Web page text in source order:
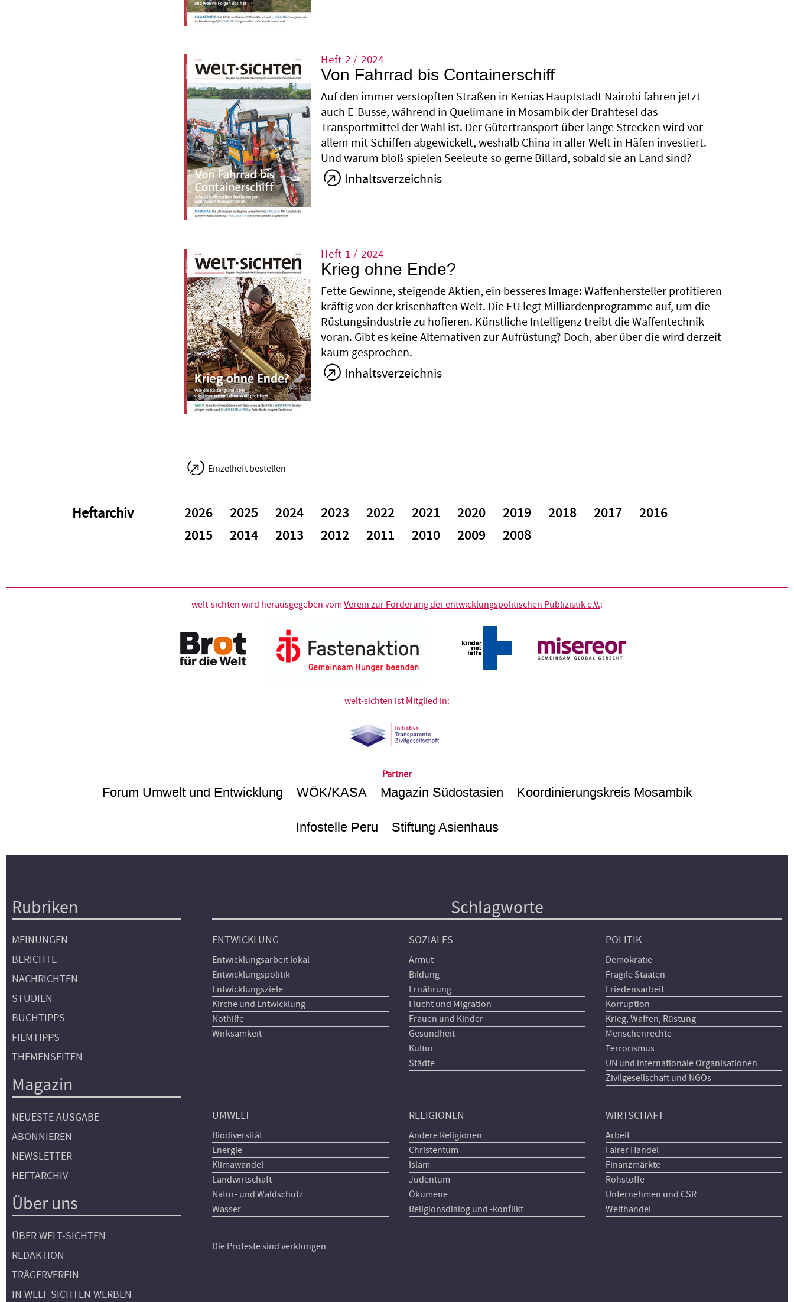
Heft 2 / 2024
Von Fahrrad bis Containerschiff
Auf den immer verstopften Straßen in Kenias Hauptstadt Nairobi fahren jetzt
auch E-Busse, während in Quelimane in Mosambik der Drahtesel das
Transportmittel der Wahl ist. Der Gütertransport über lange Strecken wird vor
allem mit Schiffen abgewickelt, weshalb China in aller Welt in Häfen investiert.
Und warum bloß spielen Seeleute so gerne Billard, sobald sie an Land sind?
Inhaltsverzeichnis
Heft 1 / 2024
Krieg ohne Ende?
Fette Gewinne, steigende Aktien, ein besseres Image: Waffenhersteller profitieren
kräftig von der krisenhaften Welt. Die EU legt Milliardenprogramme auf, um die
Rüstungsindustrie zu hofieren. Künstliche Intelligenz treibt die Waffentechnik
voran. Gibt es keine Alternativen zur Aufrüstung? Doch, aber über die wird derzeit
kaum gesprochen.
Inhaltsverzeichnis
Einzelheft bestellen
Heftarchiv 2026 2025 2024 2023 2022 2021 2020 2019 2018 2017
2016
2015
2014 2013 2012 2011 2010 2009 2008
welt-sichten wird herausgegeben vom Verein zur Förderung der entwicklungspolitischen Publizistik e.V.:
welt-sichten ist Mitglied in:
Partner
Forum Umwelt und Entwicklung WÖK/KASA Magazin Südostasien Koordinierungskreis Mosambik
Infostelle Peru Stiftung Asienhaus
Hauptnavigation
Rubriken
MEINUNGEN
BERICHTE
NACHRICHTEN
STUDIEN
BUCHTIPPS
FILMTIPPS
THEMENSEITEN
Magazin
NEUESTE AUSGABE
ABONNIEREN
NEWSLETTER
HEFTARCHIV
Über uns
ÜBER WELT-SICHTEN
REDAKTION
TRÄGERVEREIN
IN WELT-SICHTEN WERBEN
Schlagworte
ENTWICKLUNG
Entwicklungsarbeit lokal
Entwicklungspolitik
Entwicklungsziele
Kirche und Entwicklung
Nothilfe
Wirksamkeit
SOZIALES
Armut
Bildung
Ernährung
Flucht und Migration
Frauen und Kinder
Gesundheit
Kultur
Städte
POLITIK
Demokratie
Fragile Staaten
Friedensarbeit
Korruption
Krieg, Waffen, Rüstung
Menschenrechte
Terrorismus
UN und internationale Organisationen
Zivilgesellschaft und NGOs
UMWELT
Biodiversität
Energie
Klimawandel
Landwirtschaft
Natur- und Waldschutz
Wasser
RELIGIONEN
Andere Religionen
Christentum
Islam
Judentum
Ökumene
Religionsdialog und -konflikt
WIRTSCHAFT
Arbeit
Fairer Handel
Finanzmärkte
Rohstoffe
Unternehmen und CSR
Welthandel
Die Proteste sind verklungen